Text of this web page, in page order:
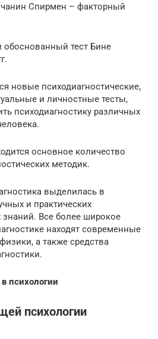
Спирмен – факторный
обоснованный тест Бине
новые психодиагностические,
и личностные тесты,
психодиагностику различных
основное количество
методик.
выделилась в
и практических
знаний. Все более широкое
находят современные
а также средства
психологии
психологии